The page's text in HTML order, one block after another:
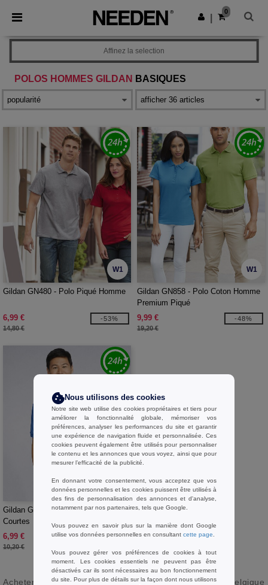
× Appli Needen
Meilleurs prix sur l’app !
Obtenir l'appli
0
POLOS HOMMES GILDAN BASIQUES
Affinez la selection
W1
Gildan GN480 - Polo Piqué Homme
6,99 €
14,80 €
-53%
W1
Gildan GN858 - Polo Coton Homme
Premium Piqué
9,99 €
19,20 €
-48%
W1
Gildan GN880 - Polo Manches
Courtes
6,99 €
10,20 €
-31%
Acheter Polos Hommes Gildan Basiqueschez Needen Belgique
Nous utilisons des cookies
Notre site web utilise des cookies propriétaires et tiers pour
améliorer la fonctionnalité globale, mémoriser vos
préférences, analyser les performances du site et garantir
une expérience de navigation fluide et personnalisée. Ces
cookies peuvent également être utilisés pour personnaliser
le contenu et les annonces que vous voyez, ainsi que pour
mesurer l’efficacité de la publicité.
En donnant votre consentement, vous acceptez que vos
données personnelles et les cookies puissent être utilisés à
des fins de personnalisation des annonces et d'analyse,
notamment par nos partenaires, tels que Google.
Vous pouvez en savoir plus sur la manière dont Google
utilise vos données personnelles en consultant cette page
Vous pouvez gérer vos préférences de cookies à tout
moment. Les cookies essentiels ne peuvent pas être
désactivés car ils sont nécessaires au bon fonctionnement
du site. Pour plus de détails sur la façon dont nous utilisons